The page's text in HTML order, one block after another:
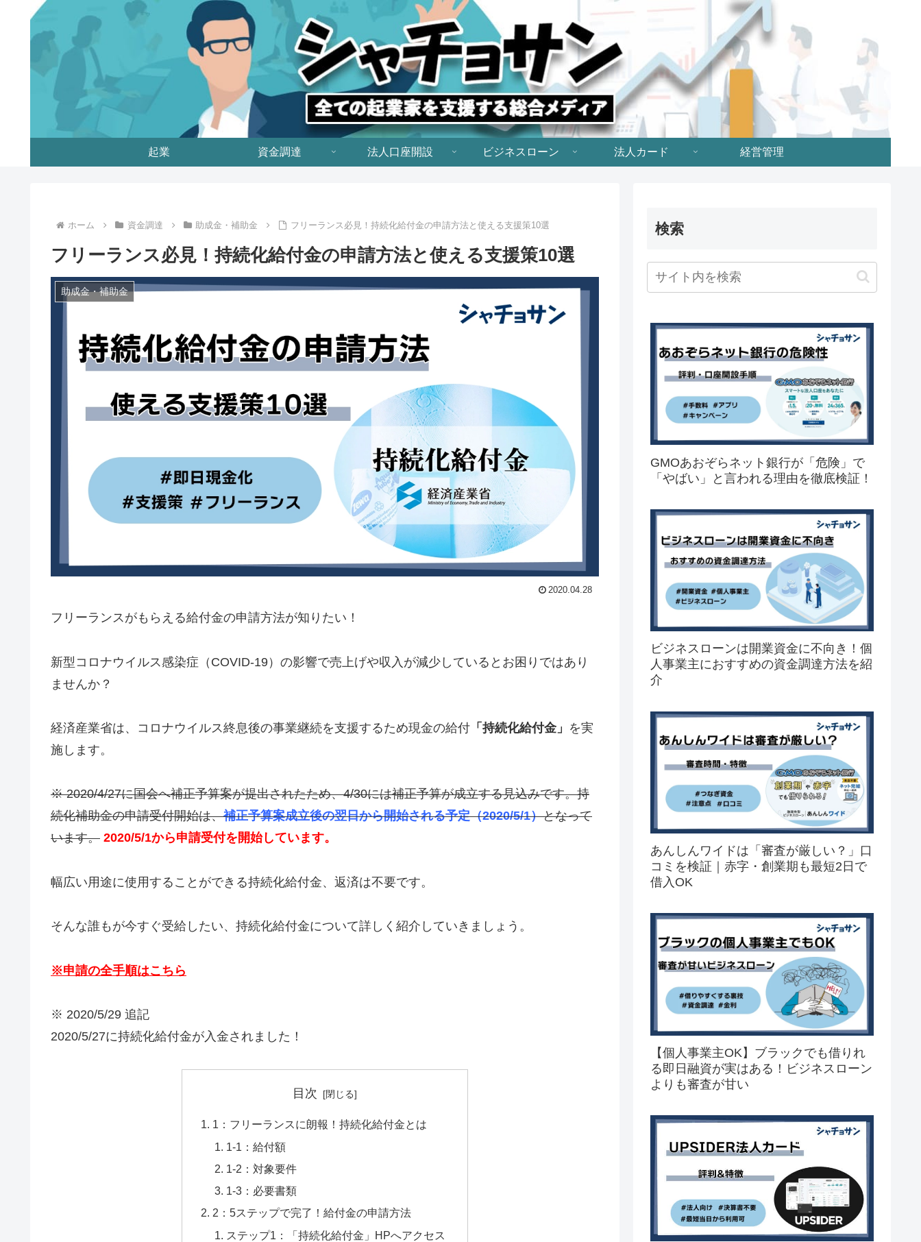
起業 資金調達 法人口座開設 ビジネスローン 法人カード 経営管理
ホーム 資金調達 助成金・補助金 フリーランス必見！持続化給付金の申請方法と使える支援策10選
フリーランス必見！持続化給付金の申請方法と使える支援策10選
助成金・補助金
2020.04.28
フリーランスがもらえる給付金の申請方法が知りたい！
新型コロナウイルス感染症（COVID-19）の影響で売上げや収入が減少しているとお困りではあり
ませんか？
経済産業省は、コロナウイルス終息後の事業継続を支援するため現金の給付 「 持続化給付金 」 を実
施します。
※ 2020/4/27に国会へ補正予算案が提出されたため、4/30には補正予算が成立する見込みです。持
続化補助金の申請受付開始は、補正予算案成立後の翌日から開始される予定（2020/5/1）となって
います。 2020/5/1から申請受付を開始しています。
幅広い用途に使用することができる持続化給付金、返済は不要です。
そんな誰もが今すぐ受給したい、持続化給付金について詳しく紹介していきましょう。
※申請の全手順はこちら
※ 2020/5/29 追記
2020/5/27に持続化給付金が入金されました！
目次
1：フリーランスに朗報！持続化給付金とは
1-1：給付額
1-2：対象要件
1-3：必要書類
2：5ステップで完了！給付金の申請方法
ステップ1：「持続化給付金」HPへアクセス
検索
GMOあおぞらネット銀行が「危険」で
「やばい」と言われる理由を徹底検証！
ビジネスローンは開業資金に不向き！個
人事業主におすすめの資金調達方法を紹
介
あんしんワイドは「審査が厳しい？」口
コミを検証｜赤字・創業期も最短2日で
借入OK
【個人事業主OK】ブラックでも借りれ
る即日融資が実はある！ビジネスローン
よりも審査が甘い